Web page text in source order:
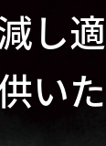
し
い